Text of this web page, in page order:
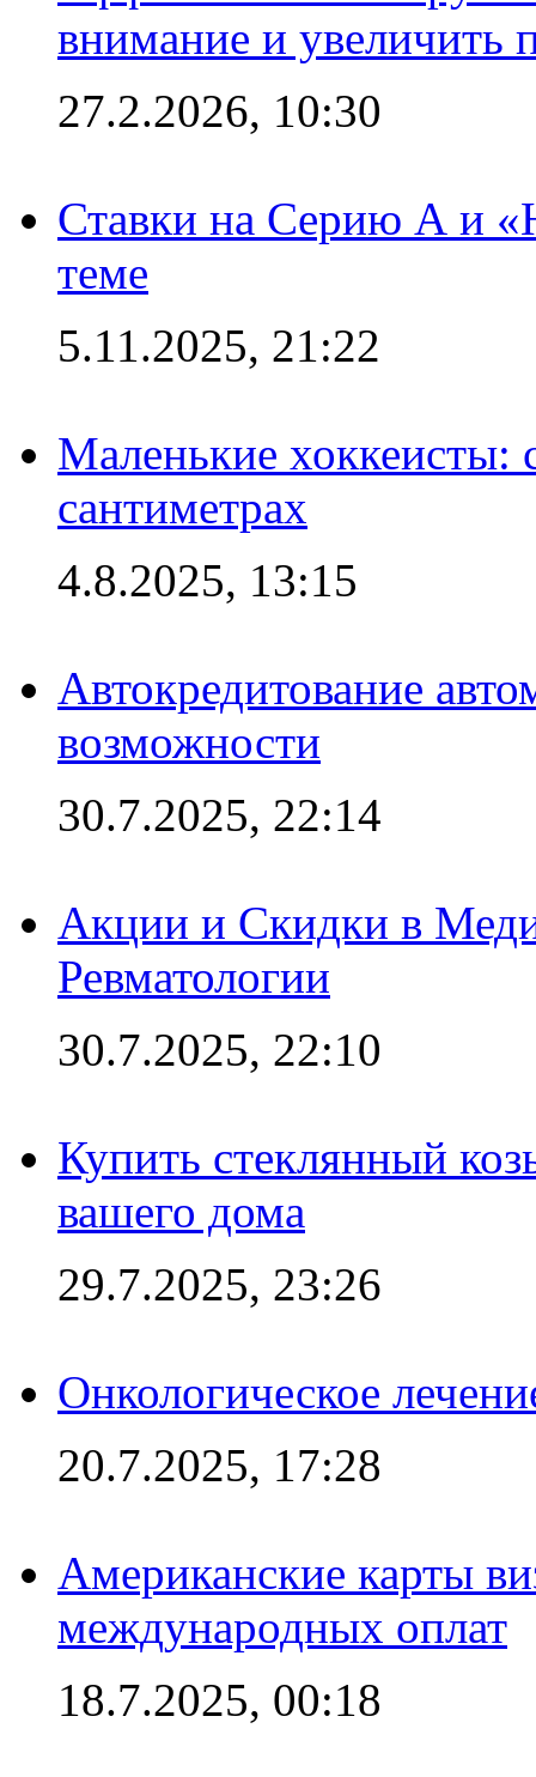
внимание и увеличить
27.2.2026, 10:30
Ставки на Серию А и
теме
5.11.2025, 21:22
Маленькие хоккеисты:
сантиметрах
4.8.2025, 13:15
Автокредитование
возможности
30.7.2025, 22:14
Акции и Скидки в
Ревматологии
30.7.2025, 22:10
Купить стеклянный
вашего дома
29.7.2025, 23:26
Онкологическое
20.7.2025, 17:28
Американские карты
международных оплат
18.7.2025, 00:18